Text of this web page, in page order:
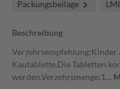
Packungsbeilage
Beschreibung
Verzehrsempfehlung:Kinder
Kautablette.Die Tabletten
werden.Verzehrsmenge:1…